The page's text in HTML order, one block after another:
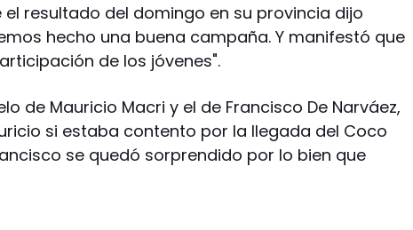
resultado del domingo en su provincia dijo
hecho una buena campaña. Y manifestó que
de los jóvenes".
de Mauricio Macri y el de Francisco De Narváez,
si estaba contento por la llegada del Coco
se quedó sorprendido por lo bien que